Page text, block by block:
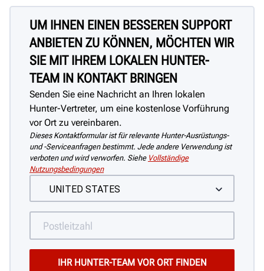
UM IHNEN EINEN BESSEREN SUPPORT
ANBIETEN ZU KÖNNEN, MÖCHTEN WIR
SIE MIT IHREM LOKALEN HUNTER-
TEAM IN KONTAKT BRINGEN
Senden Sie eine Nachricht an Ihren lokalen
Hunter-Vertreter, um eine kostenlose Vorführung
vor Ort zu vereinbaren.
Dieses Kontaktformular ist für relevante Hunter-Ausrüstungs-
und -Serviceanfragen bestimmt. Jede andere Verwendung ist
verboten und wird verworfen. Siehe Vollständige
Nutzungsbedingungen